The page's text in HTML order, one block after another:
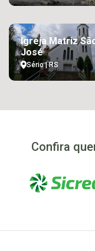
Igreja Matriz
José
Sério | RS
Confira